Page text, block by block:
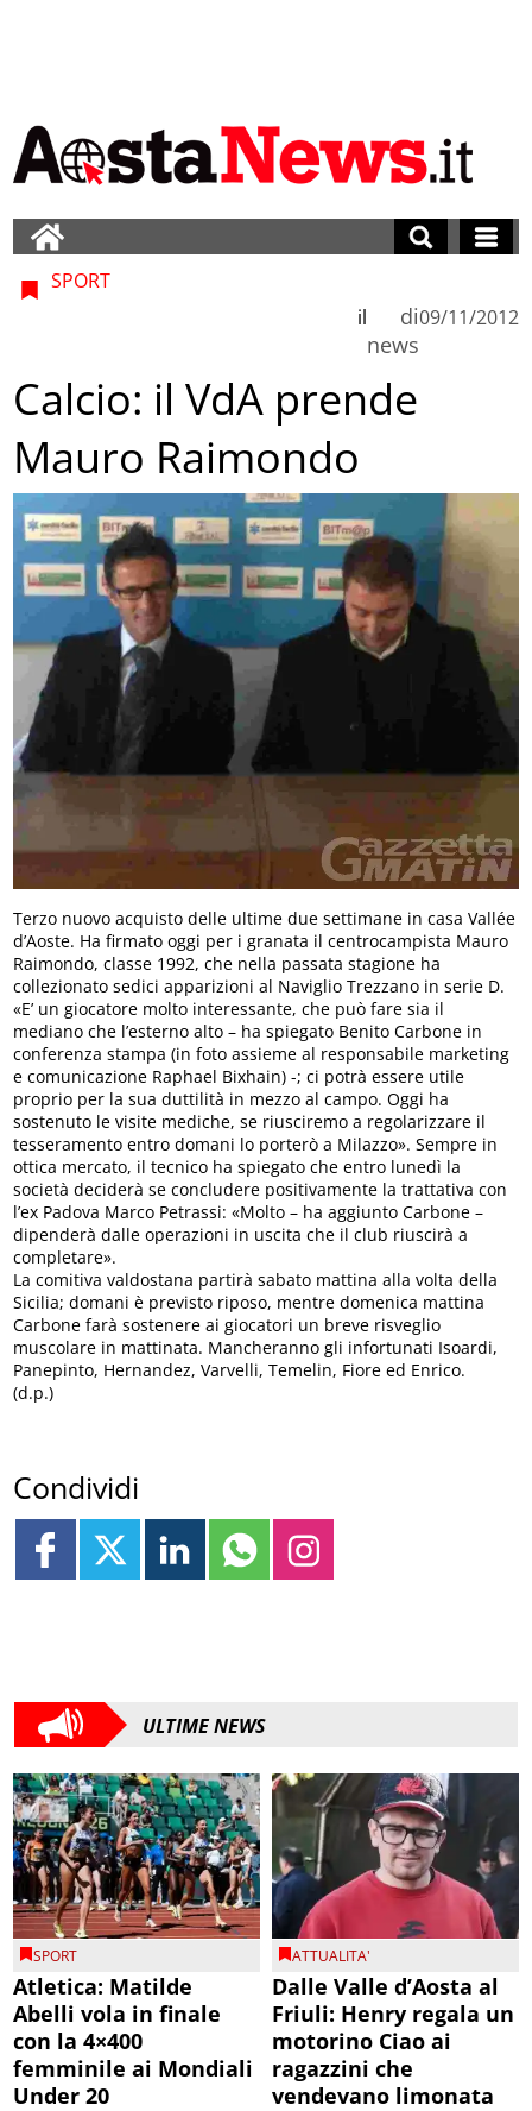
SPORT
di
news
il 09/11/2012
Calcio: il VdA prende
Mauro Raimondo
Terzo nuovo acquisto delle ultime due settimane in casa Vallée
d’Aoste. Ha firmato oggi per i granata il centrocampista Mauro
Raimondo, classe 1992, che nella passata stagione ha
collezionato sedici apparizioni al Naviglio Trezzano in serie D.
«E’ un giocatore molto interessante, che può fare sia il
mediano che l’esterno alto – ha spiegato Benito Carbone in
conferenza stampa (in foto assieme al responsabile marketing
e comunicazione Raphael Bixhain) -; ci potrà essere utile
proprio per la sua duttilità in mezzo al campo. Oggi ha
sostenuto le visite mediche, se riusciremo a regolarizzare il
tesseramento entro domani lo porterò a Milazzo». Sempre in
ottica mercato, il tecnico ha spiegato che entro lunedì la
società deciderà se concludere positivamente la trattativa con
l’ex Padova Marco Petrassi: «Molto – ha aggiunto Carbone –
dipenderà dalle operazioni in uscita che il club riuscirà a
completare».
La comitiva valdostana partirà sabato mattina alla volta della
Sicilia; domani è previsto riposo, mentre domenica mattina
Carbone farà sostenere ai giocatori un breve risveglio
muscolare in mattinata. Mancheranno gli infortunati Isoardi,
Panepinto, Hernandez, Varvelli, Temelin, Fiore ed Enrico.
(d.p.)
Condividi
ULTIME NEWS
SPORT
Atletica: Matilde
Abelli vola in finale
con la 4×400
femminile ai Mondiali
Under 20
ATTUALITA'
Dalle Valle d’Aosta al
Friuli: Henry regala un
motorino Ciao ai
ragazzini che
vendevano limonata